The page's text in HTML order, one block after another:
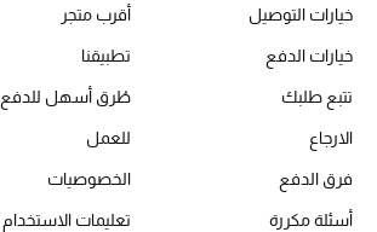
الحقائب النسائية
دليل ملتزمات الحقائب
خيارات التوصيل
خيارات الدفع
تتبع طلبك
الارجاع
فرق الدفع
أسئلة مكررة
أقرب متجر
تطبيقنا
طُرق أسهل للدفع
للعمل
الخصوصيات
تعليمات الاستخدام